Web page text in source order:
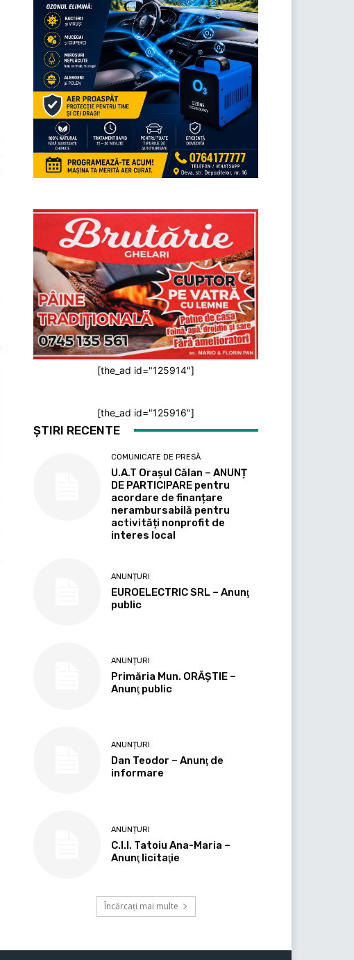
[the_ad id="125914"]
[the_ad id="125916"]
ȘTIRI RECENTE
COMUNICATE DE PRESĂ
U.A.T Orașul Călan – ANUNȚ
DE PARTICIPARE pentru
acordare de finanțare
nerambursabilă pentru
activități nonprofit de
interes local
ANUNȚURI
EUROELECTRIC SRL – Anunţ
public
ANUNȚURI
Primăria Mun. ORĂȘTIE –
Anunţ public
ANUNȚURI
Dan Teodor – Anunţ de
informare
ANUNȚURI
C.I.I. Tatoiu Ana-Maria –
Anunţ licitaţie
Încărcați mai multe